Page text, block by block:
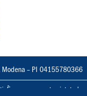
Modena – PI 04155780366
È espressamente vietata la